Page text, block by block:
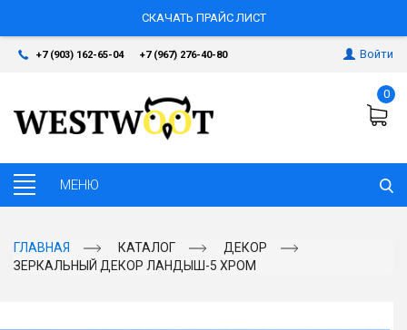
СКАЧАТЬ ПРАЙС ЛИСТ
+7 (903) 162-65-04 +7 (967) 276-40-80 Войти
0
ГЛАВНАЯ КАТАЛОГ
ДЕКОР
ЗЕРКАЛЬНЫЙ ДЕКОР ЛАНДЫШ-5 ХРОМ